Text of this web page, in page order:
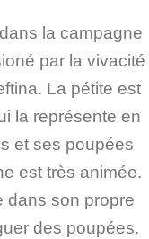
la campagne
par la vivacité
La pétite est
la représente en
et ses poupées
est très animée.
dans son propre
des poupées.